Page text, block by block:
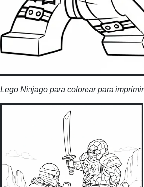
Lego Ninjago para colorear para imprimir